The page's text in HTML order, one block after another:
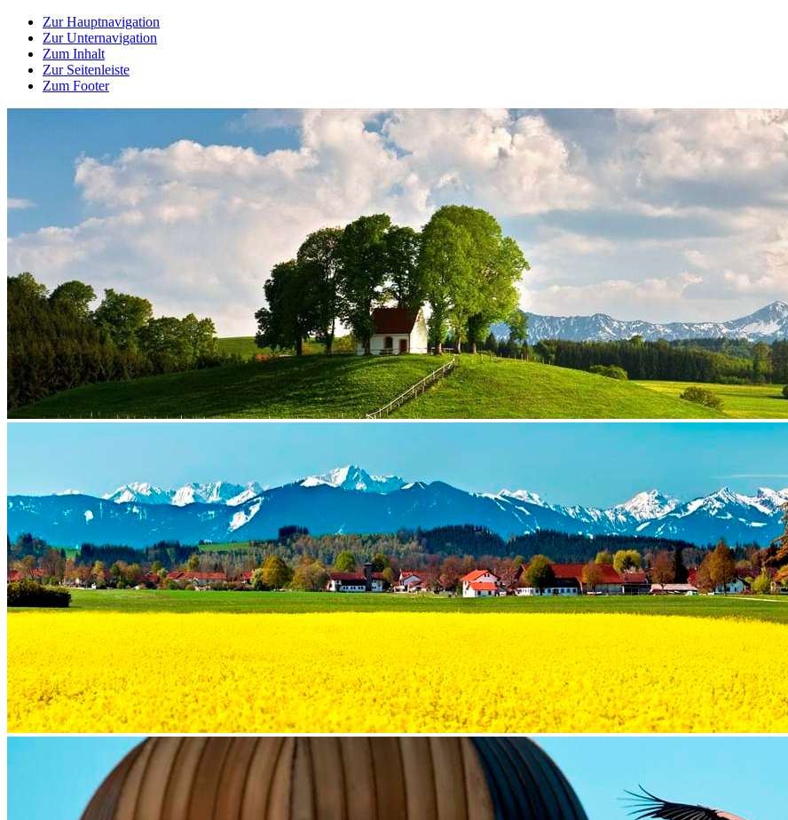
Zur Hauptnavigation
Zur Unternavigation
Zum Inhalt
Zur Seitenleiste
Zum Footer